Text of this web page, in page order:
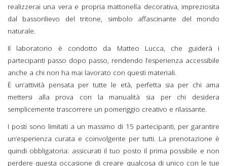
realizzerai una vera e propria mattonella decorativa, impreziosita
dal bassorilievo del tritone, simbolo affascinante del mondo
naturale.
Il laboratorio è condotto da Matteo Lucca, che guiderà i
partecipanti passo dopo passo, rendendo l’esperienza accessibile
anche a chi non ha mai lavorato con questi materiali.
È un’attività pensata per tutte le età, perfetta sia per chi ama
mettersi alla prova con la manualità sia per chi desidera
semplicemente trascorrere un pomeriggio creativo e rilassante.
I posti sono limitati a un massimo di 15 partecipanti, per garantire
un’esperienza curata e coinvolgente per tutti. La prenotazione è
quindi obbligatoria: assicurati il tuo posto il prima possibile e non
perdere questa occasione di creare qualcosa di unico con le tue